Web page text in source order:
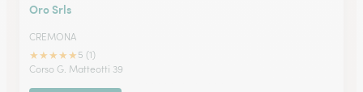
Oro Srls
CREMONA
★★★★★ 5 (1)
Corso G. Matteotti 39